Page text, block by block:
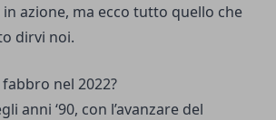
azione, ma ecco tutto quello che
dirvi noi.
nel 2022?
anni ‘90, con l’avanzare del